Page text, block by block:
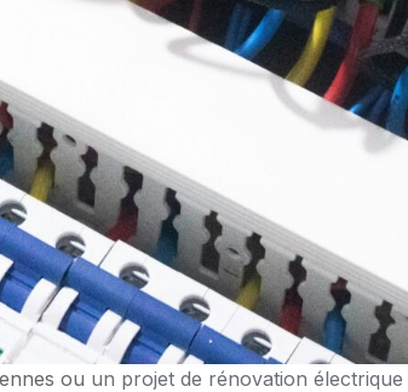
ou un projet de rénovation électrique